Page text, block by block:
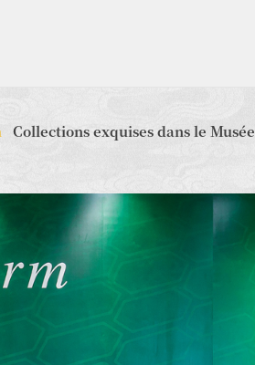
Collections exquises dans le Musée